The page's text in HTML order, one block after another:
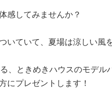
感してみませんか？
いていて、夏場は涼しい風
、ときめきハウスのモデル
にプレゼントします！